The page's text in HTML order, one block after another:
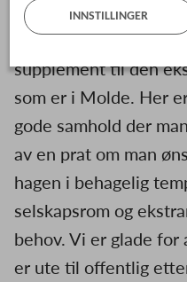
Her kommer
supplement til den
som er i Molde. Her
gode samhold der
av en prat om man
hagen i behagelig
selskapsrom og
behov. Vi er glade for
er ute til offentlig
INNSTILLINGER